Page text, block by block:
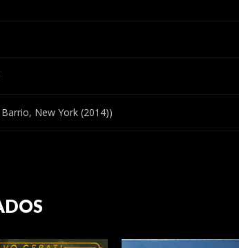
New York (2014))